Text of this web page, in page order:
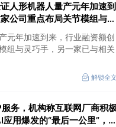
人形机器人量产元年加速到
公司重点布局关节模组与灵
元年加速到来，行业融资额创
组与灵巧手，另一家已与相关
解锁全文
务，机构称互联网厂商积
用爆发的“最后一公里”，这